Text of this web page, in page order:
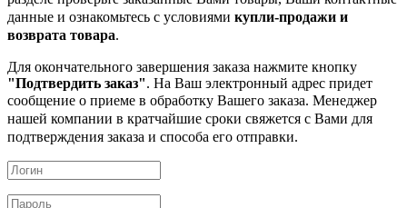
данные и ознакомьтесь с условиями купли-продажи и
возврата товара.
Для окончательного завершения заказа нажмите кнопку
"Подтвердить заказ". На Ваш электронный адрес придет
сообщение о приеме в обработку Вашего заказа. Менеджер
нашей компании в кратчайшие сроки свяжется с Вами для
подтверждения заказа и способа его отправки.